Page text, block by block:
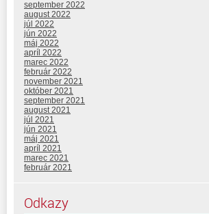
september 2022
august 2022
júl 2022
jún 2022
máj 2022
apríl 2022
marec 2022
február 2022
november 2021
október 2021
september 2021
august 2021
júl 2021
jún 2021
máj 2021
apríl 2021
marec 2021
február 2021
Odkazy